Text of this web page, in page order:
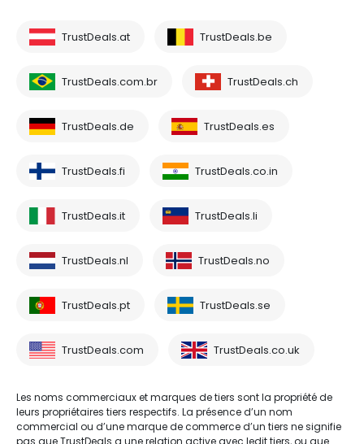
TrustDeals.at TrustDeals.be
TrustDeals.com.br TrustDeals.ch
TrustDeals.de TrustDeals.es
TrustDeals.fi TrustDeals.co.in
TrustDeals.it TrustDeals.li
TrustDeals.nl TrustDeals.no
TrustDeals.pt TrustDeals.se
TrustDeals.com TrustDeals.co.uk
Les noms commerciaux et marques de tiers sont la propriété de
leurs propriétaires tiers respectifs. La présence d’un nom
commercial ou d’une marque de commerce d’un tiers ne signifie
pas que TrustDeals a une relation active avec ledit tiers, ou que